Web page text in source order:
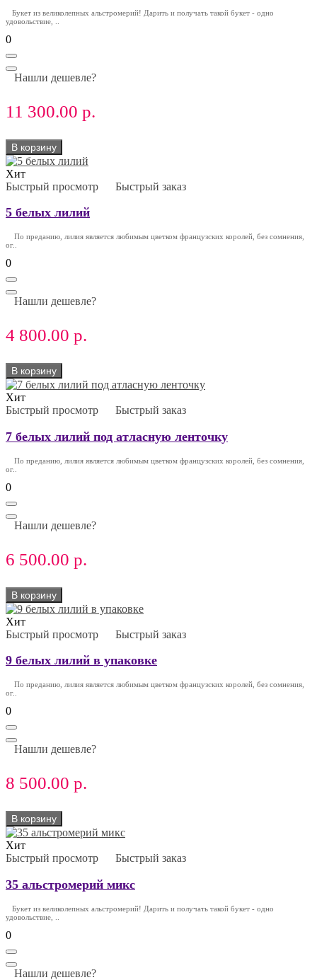
Букет из великолепных альстромерий! Дарить и получать такой букет - одно
удовольствие, ..
0
Нашли дешевле?
11 300.00 р.
В корзину
Хит
Быстрый просмотр
Быстрый заказ
5 белых лилий
По преданию, лилия является любимым цветком французских королей, без сомнения,
ог..
0
Нашли дешевле?
4 800.00 р.
В корзину
Хит
Быстрый просмотр
Быстрый заказ
7 белых лилий под атласную ленточку
По преданию, лилия является любимым цветком французских королей, без сомнения,
ог..
0
Нашли дешевле?
6 500.00 р.
В корзину
Хит
Быстрый просмотр
Быстрый заказ
9 белых лилий в упаковке
По преданию, лилия является любимым цветком французских королей, без сомнения,
ог..
0
Нашли дешевле?
8 500.00 р.
В корзину
Хит
Быстрый просмотр
Быстрый заказ
35 альстромерий микс
Букет из великолепных альстромерий! Дарить и получать такой букет - одно
удовольствие, ..
0
Нашли дешевле?